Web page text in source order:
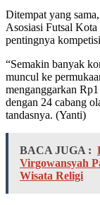
Ditempat yang
Asosiasi Futsal
pentingnya
“Semakin banyak
muncul ke
menganggarkan
dengan 24 cabang
tandasnya. (Yanti)
BACA JUGA :
Virgowansyah
Wisata Religi